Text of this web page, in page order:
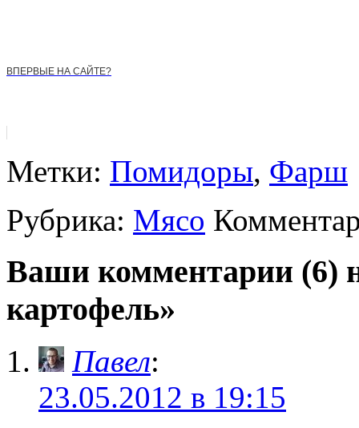
ВПЕРВЫЕ НА САЙТЕ?
Метки: Помидоры, Фарш
Рубрика: Мясо
Ваши комментарии (6)
картофель»
Павел:
23.05.2012 в 19:15